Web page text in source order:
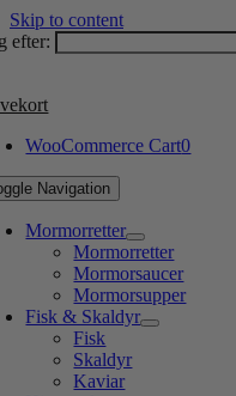
Skip to content
efter:
WooCommerce Cart0
Navigation
Mormorretter
Mormorretter
Mormorsaucer
Mormorsupper
Fisk & Skaldyr
Fisk
Skaldyr
Kaviar